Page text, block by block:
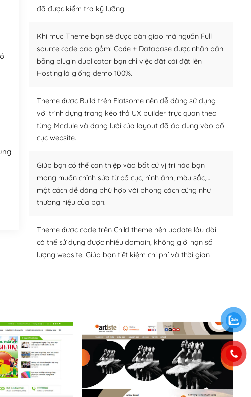
đã được kiểm tra kỹ lưỡng.
Khi mua Theme bạn sẽ được bàn giao mã nguồn Full
source code bao gồm: Code + Database được nhân bản
bằng plugin duplicator bạn chỉ việc đăt cài đặt lên
Hosting là giống demo 100%.
Theme được Build trên Flatsome nên dễ dàng sử dụng
với trình dựng trang kéo thả UX builder trực quan theo
từng Module và dạng lưới của layout đã áp dụng vào bố
cục website.
Giúp bạn có thể can thiệp vào bất cứ vị trí nào bạn
mong muốn chỉnh sửa từ bố cục, hình ảnh, màu sắc,…
một cách dễ dàng phù hợp với phong cách cũng như
thương hiệu của bạn.
Theme được code trên Child theme nên update lâu dài
có thể sử dụng được nhiều domain, không giới hạn số
lượng website. Giúp bạn tiết kiệm chi phí và thời gian